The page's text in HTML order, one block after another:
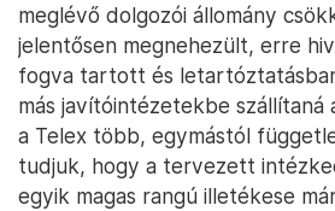
meglévő dolgozói állomány
jelentősen megnehezült, erre
fogva tartott és
más javítóintézetekbe szállítaná
a Telex több, egymástól
tudjuk, hogy a tervezett
egyik magas rangú illetékese